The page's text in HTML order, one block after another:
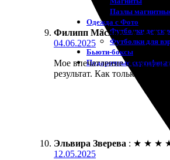
Пазлы
Одежда с Фото
Футболки
Футболки для
Бьюти-боксы
Подарочные
Филипп Маслов : ★ ★ ★ ★
04.06.2025
Мое впечатление от услуги
результат. Как только
Эльвира Зверева : ★ ★ ★
12.05.2025